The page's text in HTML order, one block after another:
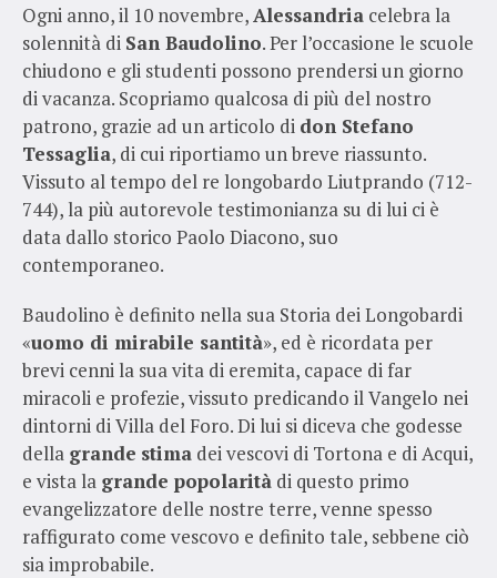
Ogni anno, il 10 novembre,Alessandria celebra la
solennità di San Baudolino. Per l’occasione le scuole
chiudono e gli studenti possono prendersi un giorno
di vacanza. Scopriamo qualcosa di più del nostro
patrono, grazie ad un articolo di don Stefano
Tessaglia, di cui riportiamo un breve riassunto.
Vissuto al tempo del re longobardo Liutprando (712-
744), la più autorevole testimonianza su di lui ci è
data dallo storico Paolo Diacono, suo
contemporaneo.
Baudolino è definito nella sua Storia dei Longobardi
«uomo di mirabile santità», ed è ricordata per
brevi cenni la sua vita di eremita, capace di far
miracoli e profezie, vissuto predicando il Vangelo nei
dintorni di Villa del Foro. Di lui si diceva che godesse
della grande stima dei vescovi di Tortona e di Acqui,
e vista la grande popolarità di questo primo
evangelizzatore delle nostre terre, venne spesso
raffigurato come vescovo e definito tale, sebbene ciò
sia improbabile.